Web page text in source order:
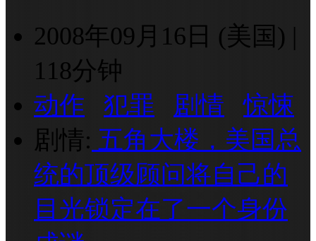
2008年09月16日 (美国) |
118分钟
动作
犯罪 剧情
惊悚
剧情: 五角大楼，美国总
统的顶级顾问将自己的
目光锁定在了一个身份